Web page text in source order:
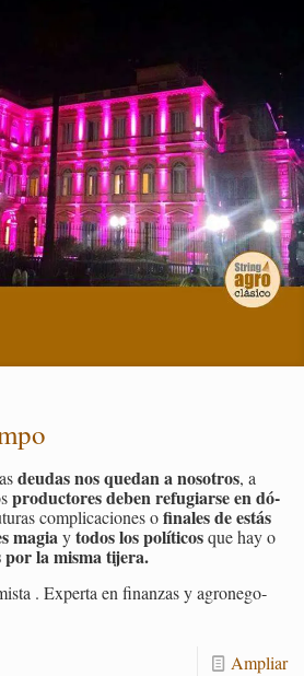
deu­das nos que­dan a no­so­tros, a
pro­duc­to­res deben re­fu­giar­se en dó­
com­pli­ca­cio­nes ofi­na­les de estás
magiaytodos los po­lí­ti­cosque hay o
por la misma ti­je­ra.
. Ex­per­ta en fi­nan­zas y agro­ne­go­
Am­pliar